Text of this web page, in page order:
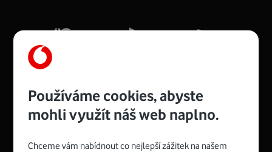
Více o COMPAL CH7465VF
Používáme cookies, abyste
mohli využít náš web naplno.
Chceme vám nabídnout co nejlepší zážitek na našem